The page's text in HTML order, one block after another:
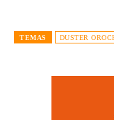
TEMAS DUSTER